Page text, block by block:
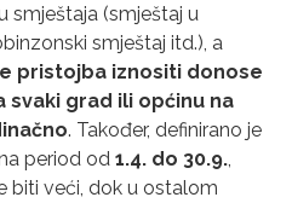
smještaja (smještaj u
smještaj itd.), a
pristojba iznositi donose
svaki grad ili općinu na
. Također, definirano je
period od 1.4. do 30.9.,
biti veći, dok u ostalom